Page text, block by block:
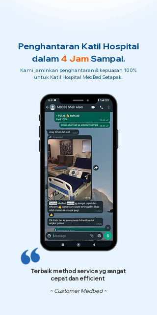
Penghantaran Katil Hospital
dalam 4 JamSampai.
Kami jaminkan penghantaran & kepuasan 100%
untuk Katil Hospital MedBed Setapak.
Terbaik method service yg sangat
cepat dan efficient
~ Customer Medbed ~